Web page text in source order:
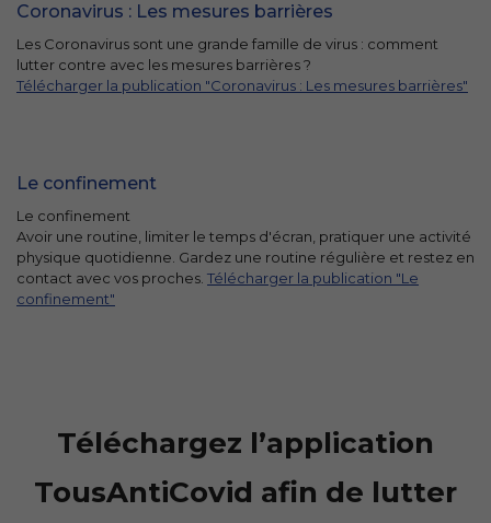
Coronavirus : Les mesures barrières
Les Coronavirus sont une grande famille de virus : comment
lutter contre avec les mesures barrières ?
Télécharger la publication "Coronavirus : Les mesures barrières"
Le confinement
Le confinement
Avoir une routine, limiter le temps d'écran, pratiquer une activité
physique quotidienne. Gardez une routine régulière et restez en
contact avec vos proches. Télécharger la publication "Le
confinement"
Téléchargez l’application
TousAntiCovid afin de lutter